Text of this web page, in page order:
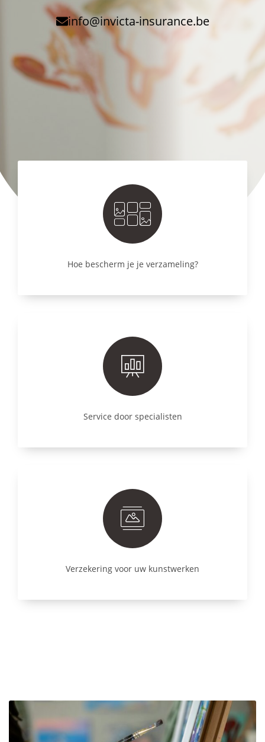
info@invicta-insurance.be
Hoe bescherm je je verzameling?
Service door specialisten
Verzekering voor uw kunstwerken